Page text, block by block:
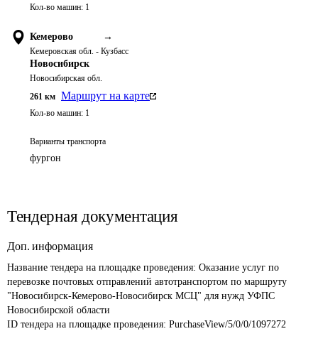
Кол-во машин: 1
Кемерово →
Кемеровская обл. - Кузбасс
Новосибирск
Новосибирская обл.
261 км Маршрут на карте
Кол-во машин: 1
Варианты транспорта
фургон
Тендерная документация
Доп. информация
Название тендера на площадке проведения: Оказание услуг по
перевозке почтовых отправлений автотранспортом по маршруту
"Новосибирск-Кемерово-Новосибирск МСЦ" для нужд УФПС
Новосибирской области
ID тендера на площадке проведения: PurchaseView/5/0/0/1097272